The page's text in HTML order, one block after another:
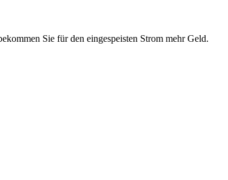
Sie für den eingespeisten Strom mehr Geld.